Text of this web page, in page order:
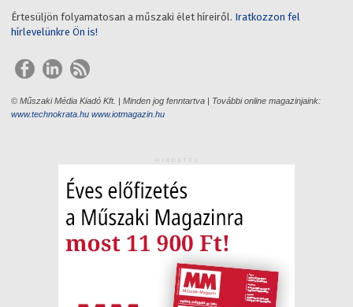
Értesüljön folyamatosan a műszaki élet híreiről. Iratkozzon fel
hírlevelünkre Ön is!
© Műszaki Média Kiadó Kft. | Minden jog fenntartva | További online magazinjaink:
www.technokrata.hu www.iotmagazin.hu
HIRDETÉS